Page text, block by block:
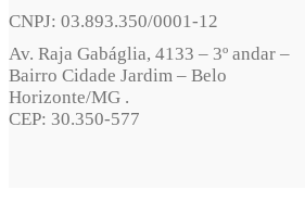
CNPJ: 03.893.350/0001-12
Av. Raja Gabáglia, 4133 – 3º andar –
Bairro Cidade Jardim – Belo
Horizonte/MG .
CEP: 30.350-577